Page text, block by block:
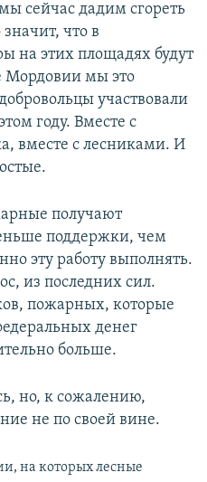
сейчас дадим сгореть
что в
на этих площадях будут
Мордовии мы это
участвовали
году. Вместе с
вместе с лесниками. И
получают
поддержки, чем
эту работу выполнять.
из последних сил.
пожарных, которые
денег
больше.
но, к сожалению,
не по своей вине.
на которых лесные